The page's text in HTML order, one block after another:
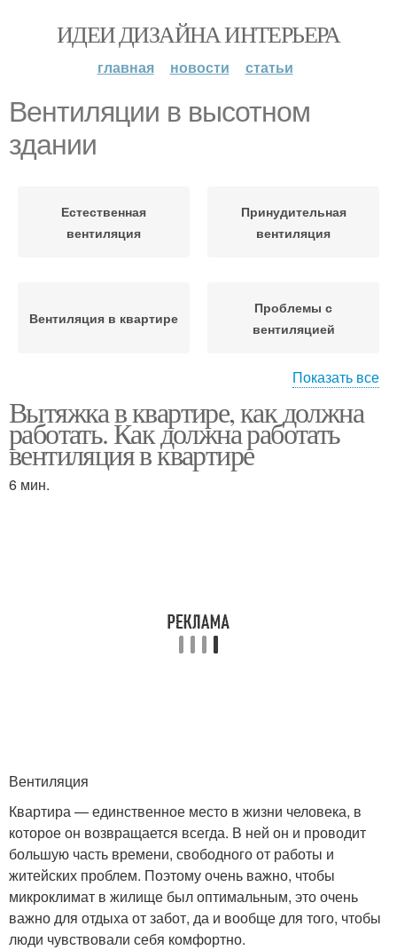
ИДЕИ ДИЗАЙНА ИНТЕРЬЕРА
главная новости статьи
Вентиляции в высотном
здании
Естественная
вентиляция
Принудительная
вентиляция
Вентиляция в квартире
Проблемы с
вентиляцией
многоквартирном доме
многоэтажном доме
Показать все
Вытяжка в квартире, как должна
работать. Как должна работать
вентиляция в квартире
6 мин.
Вентиляция
Квартира — единственное место в жизни человека, в
которое он возвращается всегда. В ней он и проводит
большую часть времени, свободного от работы и
житейских проблем. Поэтому очень важно, чтобы
микроклимат в жилище был оптимальным, это очень
важно для отдыха от забот, да и вообще для того, чтобы
люди чувствовали себя комфортно.